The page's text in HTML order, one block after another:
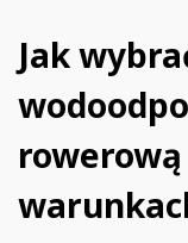
Jak